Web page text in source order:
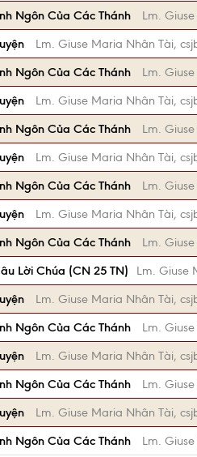
Ngôn Của Các Thánh
Lm.
Lm. Giuse Maria Nhân Tài,
Ngôn Của Các Thánh
Lm.
Lm. Giuse Maria Nhân Tài,
Ngôn Của Các Thánh
Lm.
Lm. Giuse Maria Nhân Tài,
Ngôn Của Các Thánh
Lm.
Lm. Giuse Maria Nhân Tài,
Ngôn Của Các Thánh
Lm.
Lời Chúa (CN 25 TN)
Lm. Giuse
Lm. Giuse Maria Nhân Tài,
Ngôn Của Các Thánh
Lm.
Lm. Giuse Maria Nhân Tài,
Ngôn Của Các Thánh
Lm.
Lm. Giuse Maria Nhân Tài,
Ngôn Của Các Thánh Lm.